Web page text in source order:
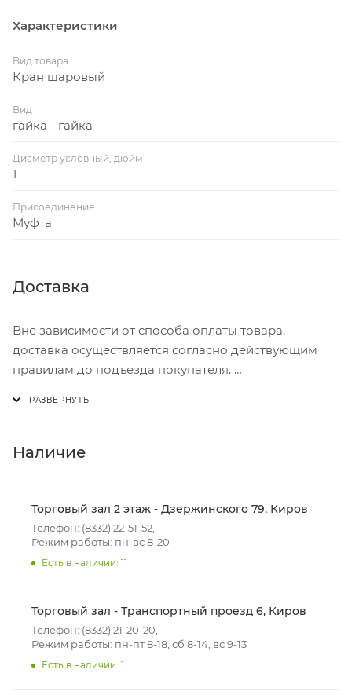
Характеристики
Вид товара
Кран шаровый
Вид
гайка - гайка
Диаметр условный, дюйм
1
Присоединение
Муфта
Доставка
Вне зависимости от способа оплаты товара,
доставка осуществляется согласно действующим
правилам до подъезда покупателя.
В субботу с 8:00 до 15:00
- зоны доставки;
- веса и габаритов товаров в заказе;
- количества торговых точек для погрузки товаров.
(перекрестки улиц):
• Дзержинского - Жуковского
• Ленина - 65 лет победы
• Московская - Ульяновская
Наличие
Торговый зал 2 этаж - Дзержинского 79, Киров
Телефон: (8332) 22-51-52,
Режим работы: пн-вс 8-20
Есть в наличии: 11
Торговый зал - Транспортный проезд 6, Киров
Телефон: (8332) 21-20-20,
Режим работы: пн-пт 8-18, сб 8-14, вс 9-13
Есть в наличии: 1